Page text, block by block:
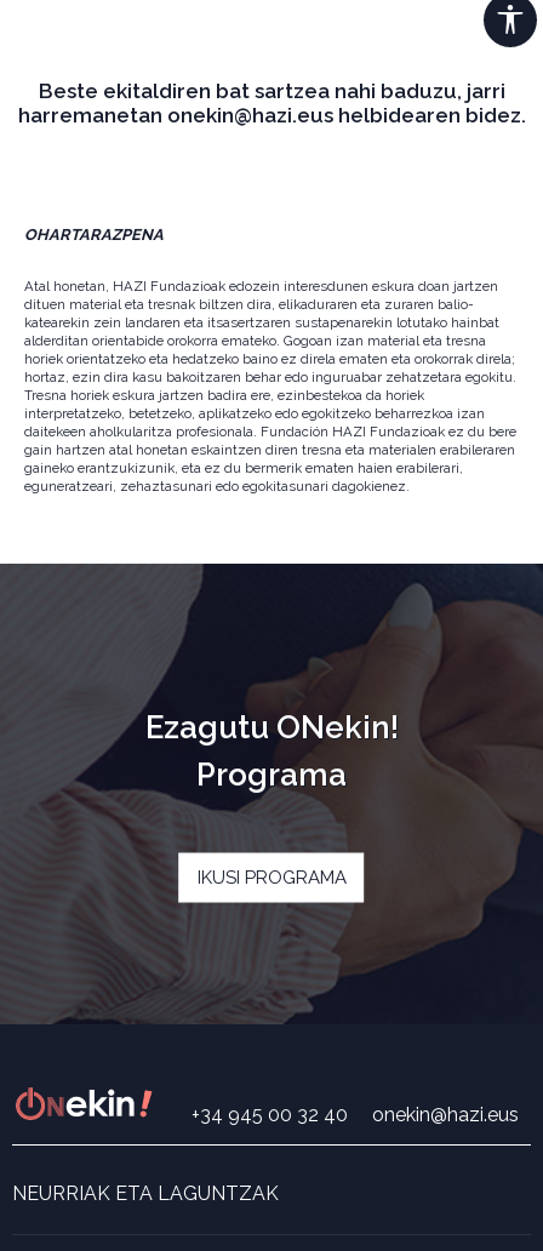
Beste ekitaldiren bat sartzea nahi baduzu, jarri
harremanetan onekin@hazi.eus helbidearen bidez.
OHARTARAZPENA
Atal honetan, HAZI Fundazioak edozein interesdunen eskura doan jartzen
dituen material eta tresnak biltzen dira, elikaduraren eta zuraren balio-
katearekin zein landaren eta itsasertzaren sustapenarekin lotutako hainbat
alderditan orientabide orokorra emateko. Gogoan izan material eta tresna
horiek orientatzeko eta hedatzeko baino ez direla ematen eta orokorrak direla;
hortaz, ezin dira kasu bakoitzaren behar edo inguruabar zehatzetara egokitu.
Tresna horiek eskura jartzen badira ere, ezinbestekoa da horiek
interpretatzeko, betetzeko, aplikatzeko edo egokitzeko beharrezkoa izan
daitekeen aholkularitza profesionala. Fundación HAZI Fundazioak ez du bere
gain hartzen atal honetan eskaintzen diren tresna eta materialen erabileraren
gaineko erantzukizunik, eta ez du bermerik ematen haien erabilerari,
eguneratzeari, zehaztasunari edo egokitasunari dagokienez.
Ezagutu ONekin!
Programa
IKUSI PROGRAMA
+34 945 00 32 40 onekin@hazi.eus
NEURRIAK ETA LAGUNTZAK